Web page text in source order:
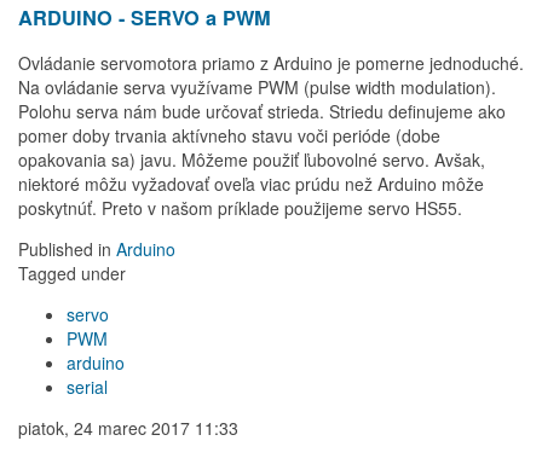
ARDUINO - SERVO a PWM
Ovládanie servomotora priamo z Arduino je pomerne jednoduché.
Na ovládanie serva využívame PWM (pulse width modulation).
Polohu serva nám bude určovať strieda. Striedu definujeme ako
pomer doby trvania aktívneho stavu voči perióde (dobe
opakovania sa) javu. Môžeme použiť ľubovolné servo. Avšak,
niektoré môžu vyžadovať oveľa viac prúdu než Arduino môže
poskytnúť. Preto v našom príklade použijeme servo HS55.
Published in Arduino
Tagged under
servo
PWM
arduino
serial
piatok, 24 marec 2017 11:33